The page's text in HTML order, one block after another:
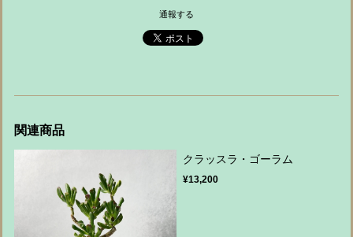
通報する
関連商品
クラッスラ・ゴーラム
¥13,200